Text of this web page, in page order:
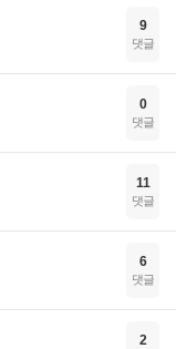
9
댓글
0
댓글
11
댓글
6
댓글
2